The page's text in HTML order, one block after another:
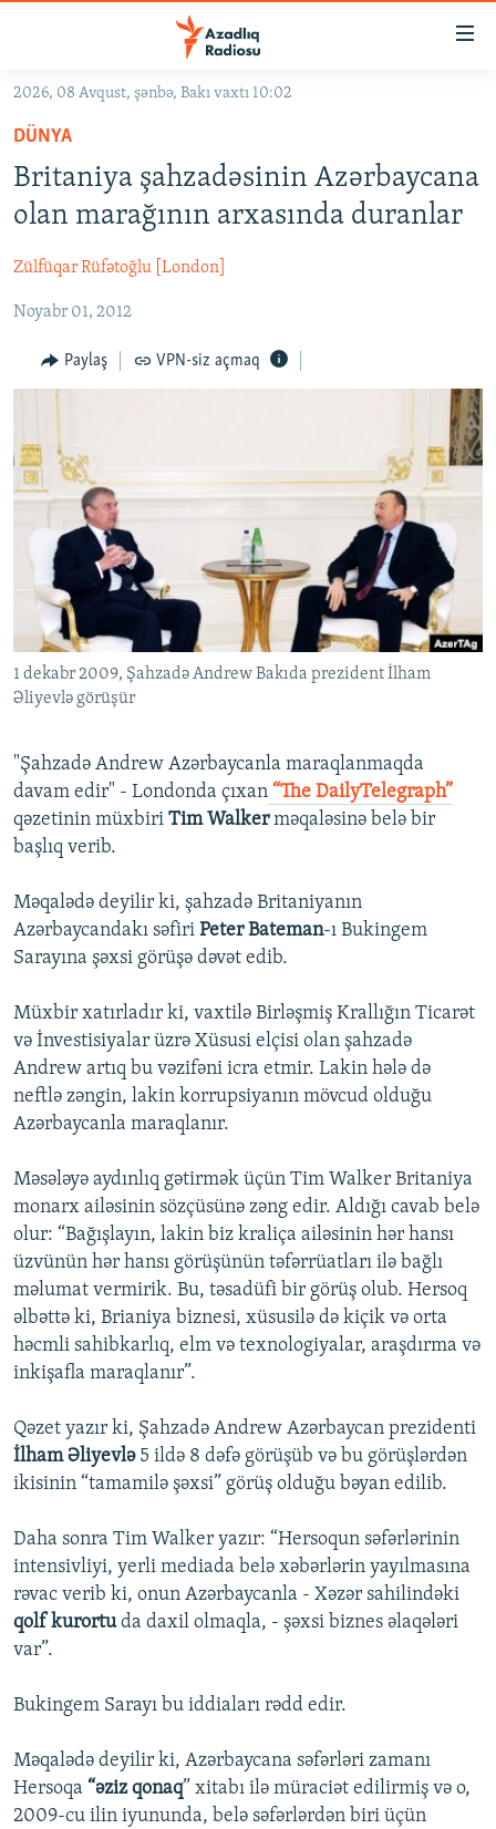
Əsas
qayıt
Əsas
naviqasiyaya
qayıt
Axtarışa
KORRUPSIOMETR
FƏRQƏ BAX
QANUNI DOĞRU
ARAŞDIRMA
FOTOQALEREYA
İNFOQRAFIKA
KARIKATURA
OXU ZALI
AZƏRBAYCAN ƏDƏBIYYATI KITABXANASI
İSLAM VƏ DEMOKRATIYA
İZ - MƏDƏNIYYƏT PROQRAMI
HAQQIMIZDA
MISSIYAMIZ
PEŞƏ ETIKASI VƏ JURNALISTIKA STANDARTLARIMIZ
MATERIALLARIMIZDAN ISTIFADƏ
AZADLIQRADIOSU MOBIL TELEFONUNUZDA
BIZIMLƏ ƏLAQƏ
BIZI IZLƏ
RFE/RL-in bütün saytları
2026, 08 Avqust, şənbə, Bakı vaxtı 10:02
DÜNYA
Britaniya şahzadəsinin Azərbaycana
olan marağının arxasında duranlar
Zülfüqar Rüfətoğlu [London]
Noyabr 01, 2012
Paylaş VPN-siz açmaq
1 dekabr 2009, Şahzadə Andrew Bakıda prezident İlham
Əliyevlə görüşür
"Şahzadə Andrew Azərbaycanla maraqlanmaqda
davam edir" - Londonda çıxan “The DailyTelegraph”
qəzetinin müxbiri Tim Walkerməqaləsinə belə bir
başlıq verib.
Məqalədə deyilir ki, şahzadə Britaniyanın
Azərbaycandakı səfiri Peter Bateman-ı Bukingem
Sarayına şəxsi görüşə dəvət edib.
Müxbir xatırladır ki, vaxtilə Birləşmiş Krallığın Ticarət
və İnvestisiyalar üzrə Xüsusi elçisi olan şahzadə
Andrew artıq bu vəzifəni icra etmir. Lakin hələ də
neftlə zəngin, lakin korrupsiyanın mövcud olduğu
Azərbaycanla maraqlanır.
Məsələyə aydınlıq gətirmək üçün Tim Walker Britaniya
monarx ailəsinin sözçüsünə zəng edir. Aldığı cavab belə
olur: “Bağışlayın, lakin biz kraliça ailəsinin hər hansı
üzvünün hər hansı görüşünün təfərrüatları ilə bağlı
məlumat vermirik. Bu, təsadüfi bir görüş olub. Hersoq
əlbəttə ki, Brianiya biznesi, xüsusilə də kiçik və orta
həcmli sahibkarlıq, elm və texnologiyalar, araşdırma və
inkişafla maraqlanır”.
Qəzet yazır ki, Şahzadə Andrew Azərbaycan prezidenti
İlham Əliyevlə 5 ildə 8 dəfə görüşüb və bu görüşlərdən
ikisinin “tamamilə şəxsi” görüş olduğu bəyan edilib.
Daha sonra Tim Walker yazır: “Hersoqun səfərlərinin
intensivliyi, yerli mediada belə xəbərlərin yayılmasına
rəvac verib ki, onun Azərbaycanla - Xəzər sahilindəki
qolf kurortuda daxil olmaqla, - şəxsi biznes əlaqələri
var”.
Bukingem Sarayı bu iddiaları rədd edir.
Məqalədə deyilir ki, Azərbaycana səfərləri zamanı
Hersoqa “əziz qonaq” xitabı ilə müraciət edilirmiş və o,
2009-cu ilin iyununda, belə səfərlərdən biri üçün